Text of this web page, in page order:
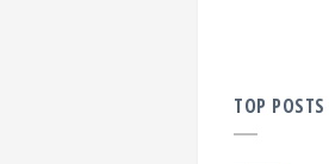
TOP POSTS